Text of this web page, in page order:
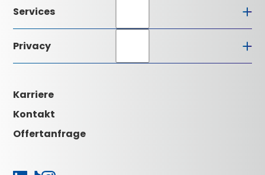
Geschäftsleitung
Alarmzentrale
Qualitätsverständnis
Zertifizierung
Aktuelles
Karriere
Services
Downloads
Glossar
Privacy
Karriere
Kontakt
Offertanfrage